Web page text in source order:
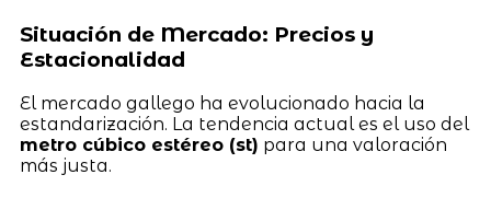
Situación de Mercado: Precios y
Estacionalidad
El mercado gallego ha evolucionado hacia la
estandarización. La tendencia actual es el uso del
metro cúbico estéreo (st) para una valoración
más justa.